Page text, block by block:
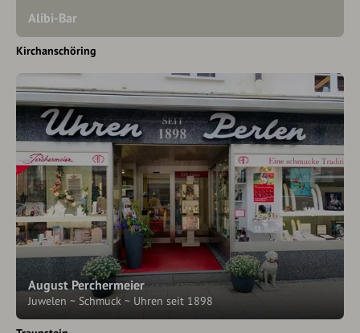
Alibi-Bar
Kirchanschöring
August Perchermeier
Juwelen ~ Schmuck ~ Uhren seit 1898